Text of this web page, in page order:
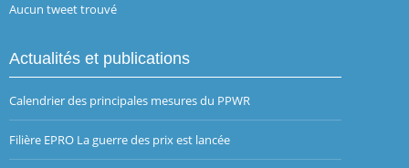
Aucun tweet trouvé
Actualités et publications
Calendrier des principales mesures du PPWR
Filière EPRO La guerre des prix est lancée